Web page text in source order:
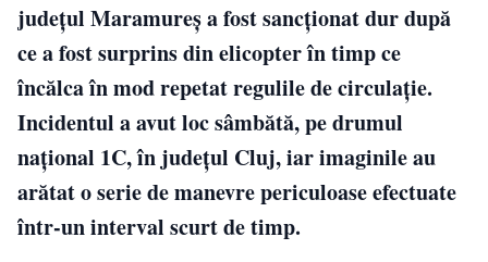
județul Maramureș a fost sancționat dur după
ce a fost surprins din elicopter în timp ce
încălca în mod repetat regulile de circulație.
Incidentul a avut loc sâmbătă, pe drumul
național 1C, în județul Cluj, iar imaginile au
arătat o serie de manevre periculoase efectuate
într-un interval scurt de timp.